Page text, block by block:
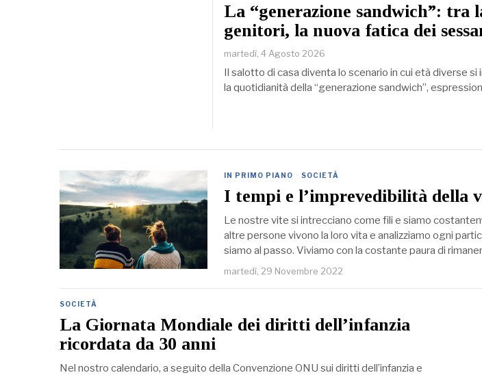
La “generazione sandwich”: tra
genitori, la nuova fatica dei
martedì, 4 Agosto 2026
Il salotto di casa diventa lo scenario in cui età diverse
la quotidianità della “generazione sandwich”,
IN PRIMO PIANO · SOCIETÀ
I tempi e l’imprevedibilità della
Le nostre vite si intrecciano come fili e siamo
altre persone vivono la loro vita e analizziamo ogni
siamo al passo. Viviamo con la costante paura di
martedì, 29 Novembre 2022
SOCIETÀ
La Giornata Mondiale dei diritti dell’infanzia
ricordata da 30 anni
Nel nostro calendario, a seguito della Convenzione ONU sui diritti dell’infanzia e